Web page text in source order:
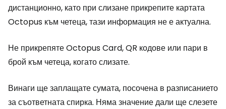
дистанционно, като при слизане прикрепите картата
Octopus към четеца, тази информация не е актуална.
Не прикрепяте Octopus Card, QR кодове или пари в
брой към четеца, когато слизате.
Винаги ще заплащате сумата, посочена в разписанието
за съответната спирка. Няма значение дали ще слезете